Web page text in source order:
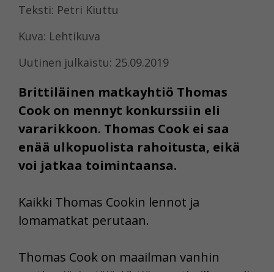
Teksti: Petri Kiuttu
Kuva: Lehtikuva
Uutinen julkaistu: 25.09.2019
Brittiläinen matkayhtiö Thomas
Cook on mennyt konkurssiin eli
vararikkoon. Thomas Cook ei saa
enää ulkopuolista rahoitusta, eikä
voi jatkaa toimintaansa.
Kaikki Thomas Cookin lennot ja
lomamatkat perutaan.
Thomas Cook on maailman vanhin